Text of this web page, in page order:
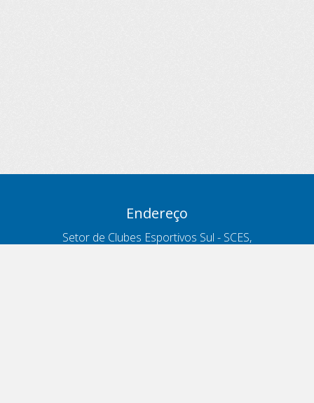
Endereço
Setor de Clubes Esportivos Sul - SCES,